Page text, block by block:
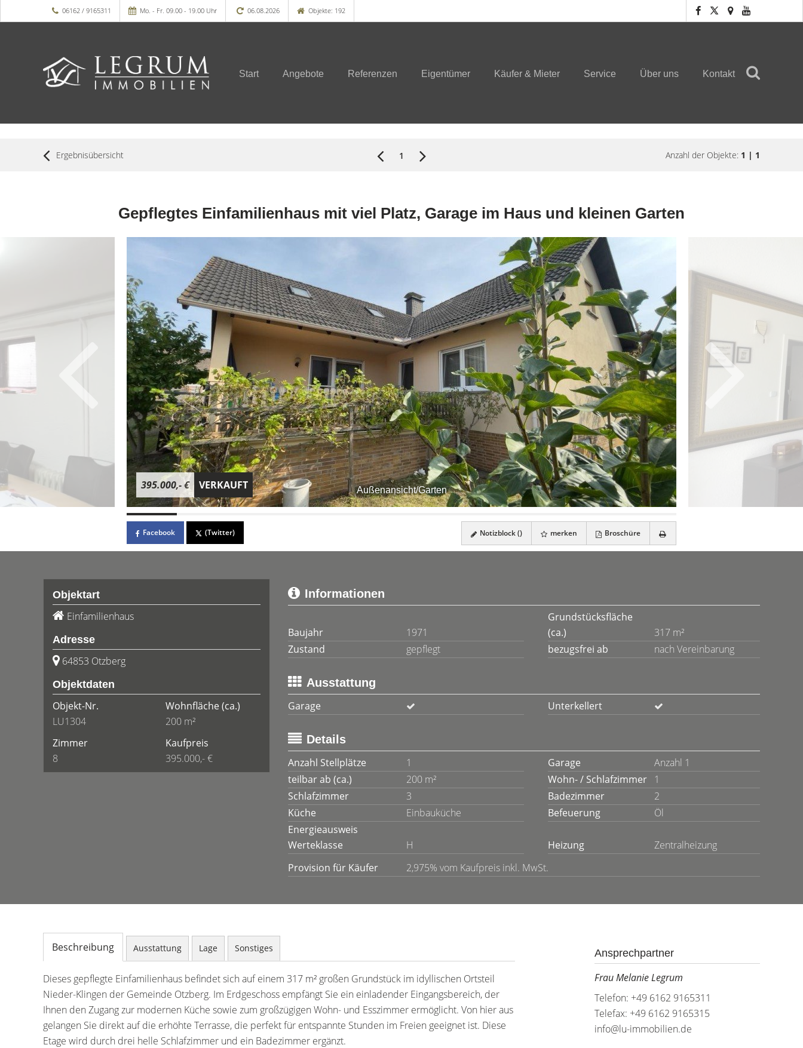
06162 / 9165311 Mo. - Fr. 09.00 - 19.00 Uhr 06.08.2026 Objekte: 192
Start Angebote Referenzen Eigentümer Käufer & Mieter Service Über uns Kontakt
Ergebnisübersicht 1 Anzahl der Objekte: 1 | 1
Gepflegtes Einfamilienhaus mit viel Platz, Garage im Haus und kleinen Garten
Außenansicht/Garten
395.000,- € VERKAUFT
Facebook (Twitter) Notizblock () merken Broschüre
Objektart
Einfamilienhaus
Adresse
64853 Otzberg
Objektdaten
Objekt-Nr.
LU1304
Wohnfläche(ca.)
200 m²
Zimmer
8
Kaufpreis
395.000,- €
Informationen
Baujahr 1971
Grundstücksfläche
(ca.)
317 m²
Zustand
gepflegt bezugsfrei ab nach Vereinbarung
Ausstattung
Garage
Unterkellert
Details
Anzahl Stellplätze
1 Garage
Anzahl 1
teilbar ab (ca.)
200 m² Wohn- / Schlafzimmer 1
Schlafzimmer
3 Badezimmer
2
Küche
Einbauküche Befeuerung
Öl
Energieausweis
Werteklasse
H Heizung
Zentralheizung
Provision für Käufer
2,975% vom Kaufpreis inkl. MwSt.
Beschreibung Ausstattung Lage Sonstiges
Dieses gepflegte Einfamilienhaus befindet sich auf einem 317 m² großen Grundstück im idyllischen Ortsteil
Nieder-Klingen der Gemeinde Otzberg. Im Erdgeschoss empfängt Sie ein einladender Eingangsbereich, der
Ihnen den Zugang zur modernen Küche sowie zum großzügigen Wohn- und Esszimmer ermöglicht. Von hier aus
gelangen Sie direkt auf die erhöhte Terrasse, die perfekt für entspannte Stunden im Freien geeignet ist. Diese
Etage wird durch drei helle Schlafzimmer und ein Badezimmer ergänzt.
Ansprechpartner
Frau Melanie Legrum
Telefon: +49 6162 9165311
Telefax: +49 6162 9165315
info@lu-immobilien.de